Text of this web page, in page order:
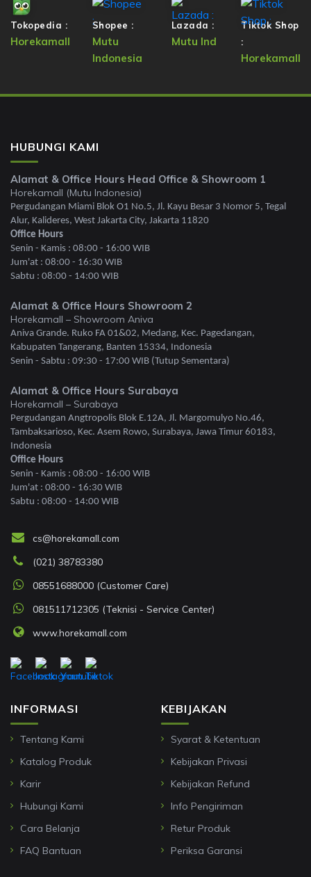
Tokopedia :
Horekamall
Shopee :
Mutu
Indonesia
Lazada :
Mutu Ind
Tiktok Shop
:
Horekamall
HUBUNGI KAMI
Alamat & Office Hours Head Office & Showroom 1
Horekamall (Mutu Indonesia)
Pergudangan Miami Blok O1 No.5, Jl. Kayu Besar 3 Nomor 5, Tegal
Alur, Kalideres, West Jakarta City, Jakarta 11820
Office Hours
Senin - Kamis : 08:00 - 16:00 WIB
Jum'at : 08:00 - 16:30 WIB
Sabtu : 08:00 - 14:00 WIB
Alamat & Office Hours Showroom 2
Horekamall – Showroom Aniva
Aniva Grande. Ruko FA 01&02, Medang, Kec. Pagedangan,
Kabupaten Tangerang, Banten 15334, Indonesia
Senin - Sabtu : 09:30 - 17:00 WIB (Tutup Sementara)
Alamat & Office Hours Surabaya
Horekamall – Surabaya
Pergudangan Angtropolis Blok E.12A, Jl. Margomulyo No.46,
Tambaksarioso, Kec. Asem Rowo, Surabaya, Jawa Timur 60183,
Indonesia
Office Hours
Senin - Kamis : 08:00 - 16:00 WIB
Jum'at : 08:00 - 16:30 WIB
Sabtu : 08:00 - 14:00 WIB
INFORMASI
Tentang Kami
Katalog Produk
Karir
Hubungi Kami
Cara Belanja
FAQ Bantuan
KEBIJAKAN
Syarat & Ketentuan
Kebijakan Privasi
Kebijakan Refund
Info Pengiriman
Retur Produk
Periksa Garansi
cs@horekamall.com
(021) 38783380
08551688000 (Customer Care)
081511712305 (Teknisi - Service Center)
www.horekamall.com